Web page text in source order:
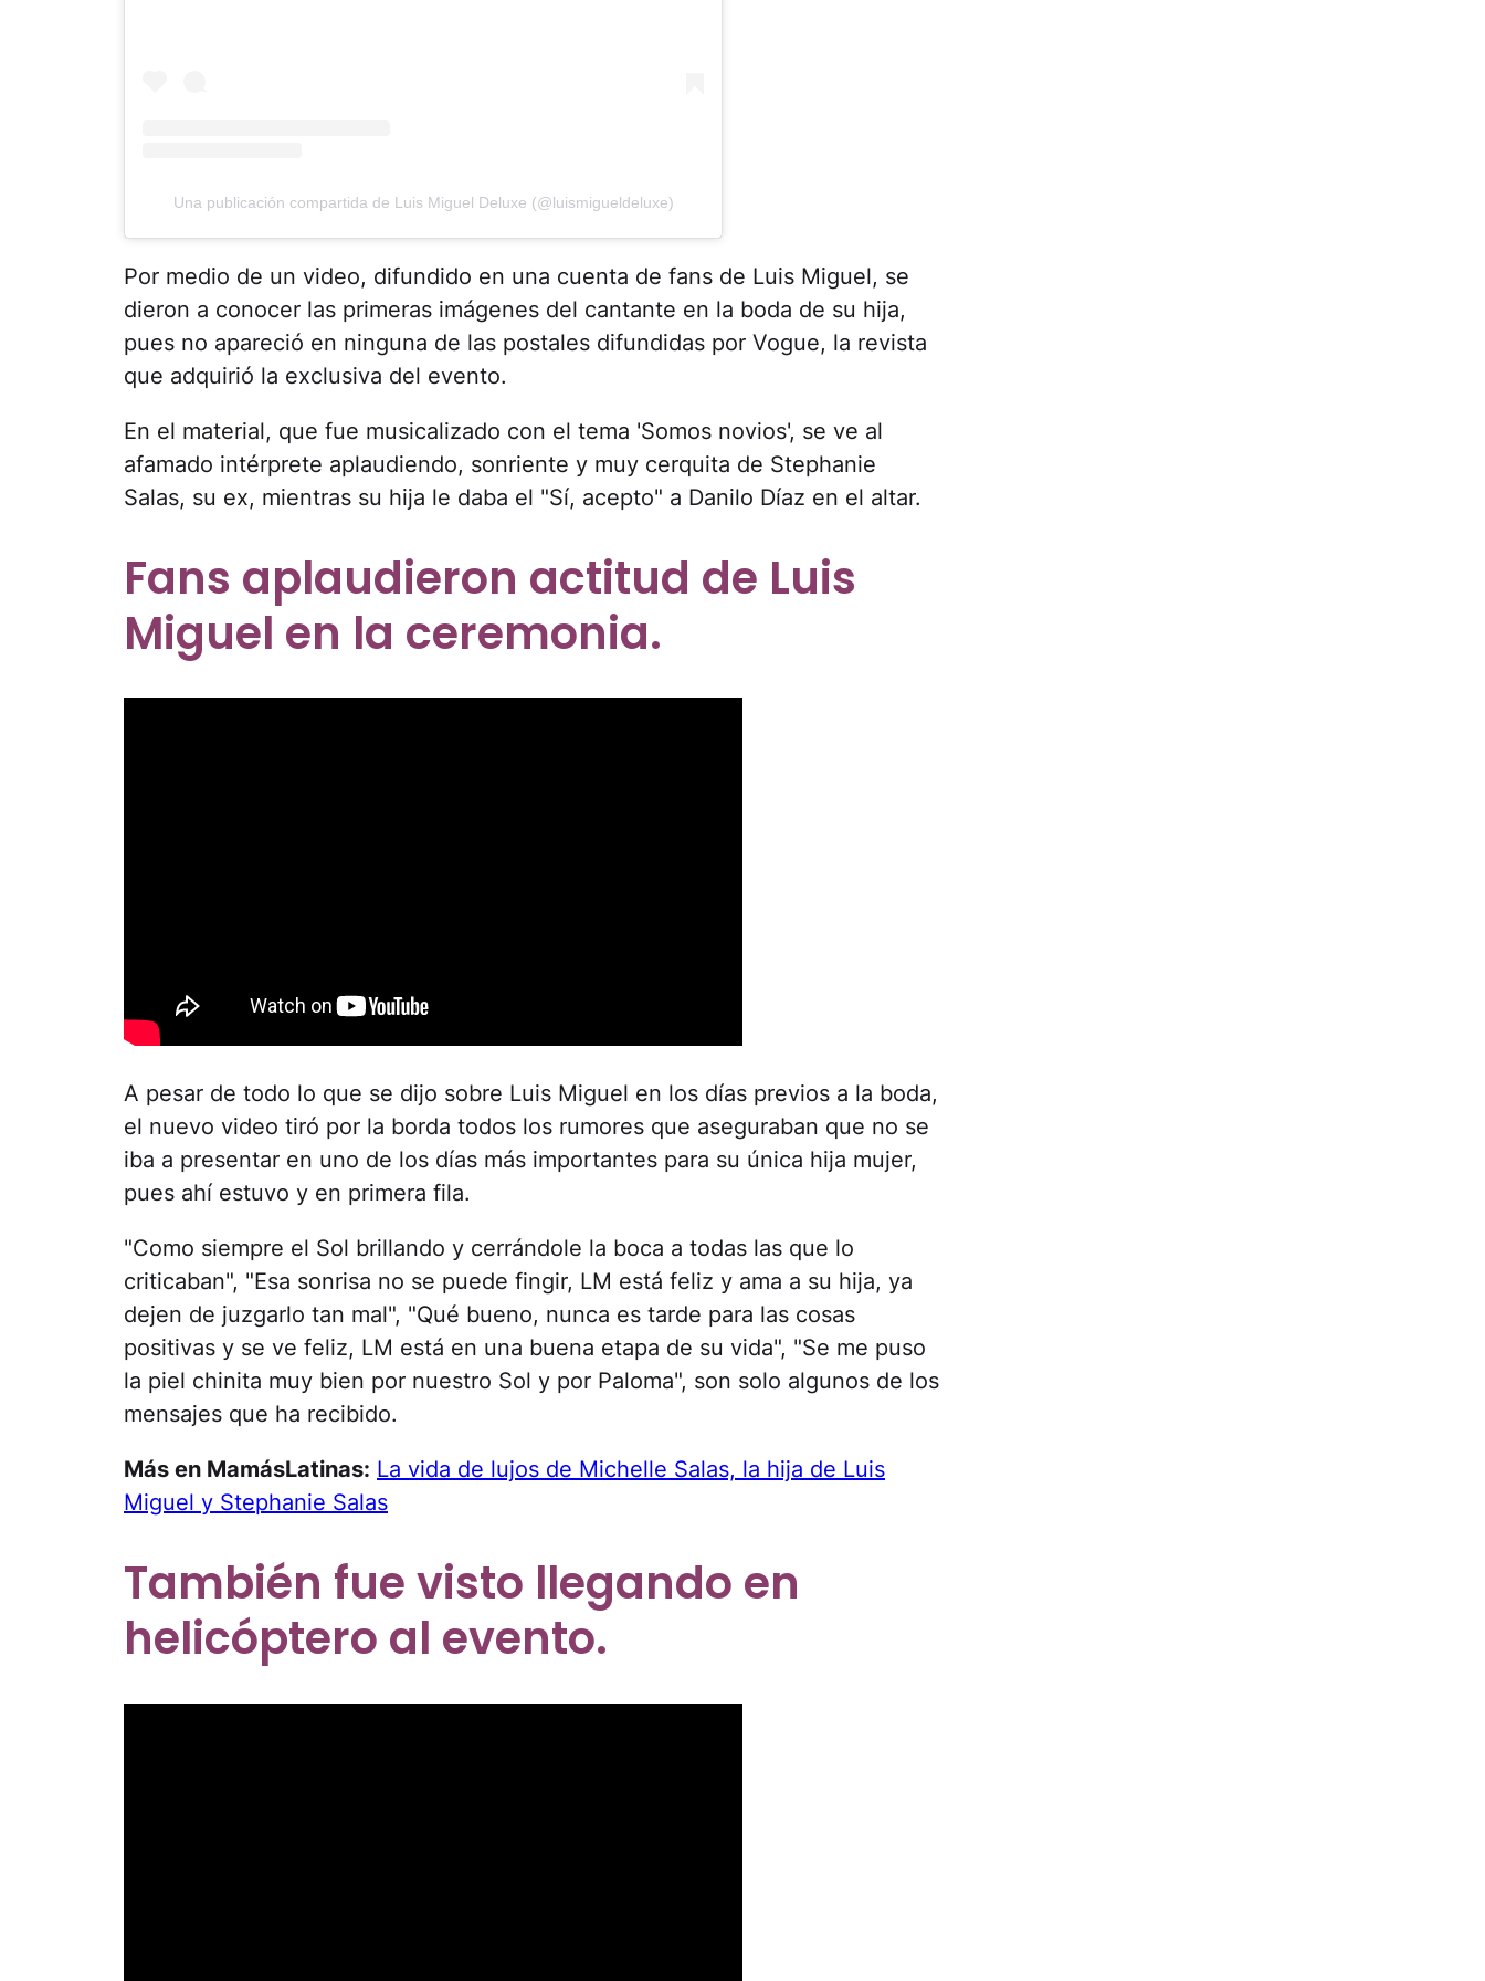
Una publicación compartida de Luis Miguel Deluxe (@luismigueldeluxe)
Por medio de un video, difundido en una cuenta de fans de Luis Miguel, se
dieron a conocer las primeras imágenes del cantante en la boda de su hija,
pues no apareció en ninguna de las postales difundidas por Vogue, la revista
que adquirió la exclusiva del evento.
En el material, que fue musicalizado con el tema 'Somos novios', se ve al
afamado intérprete aplaudiendo, sonriente y muy cerquita de Stephanie
Salas, su ex, mientras su hija le daba el "Sí, acepto" a Danilo Díaz en el altar.
Fans aplaudieron actitud de Luis
Miguel en la ceremonia.
A pesar de todo lo que se dijo sobre Luis Miguel en los días previos a la boda,
el nuevo video tiró por la borda todos los rumores que aseguraban que no se
iba a presentar en uno de los días más importantes para su única hija mujer,
pues ahí estuvo y en primera fila.
"Como siempre el Sol brillando y cerrándole la boca a todas las que lo
criticaban", "Esa sonrisa no se puede fingir, LM está feliz y ama a su hija, ya
dejen de juzgarlo tan mal", "Qué bueno, nunca es tarde para las cosas
positivas y se ve feliz, LM está en una buena etapa de su vida", "Se me puso
la piel chinita muy bien por nuestro Sol y por Paloma", son solo algunos de los
mensajes que ha recibido.
Más en MamásLatinas: La vida de lujos de Michelle Salas, la hija de Luis
Miguel y Stephanie Salas
También fue visto llegando en
helicóptero al evento.